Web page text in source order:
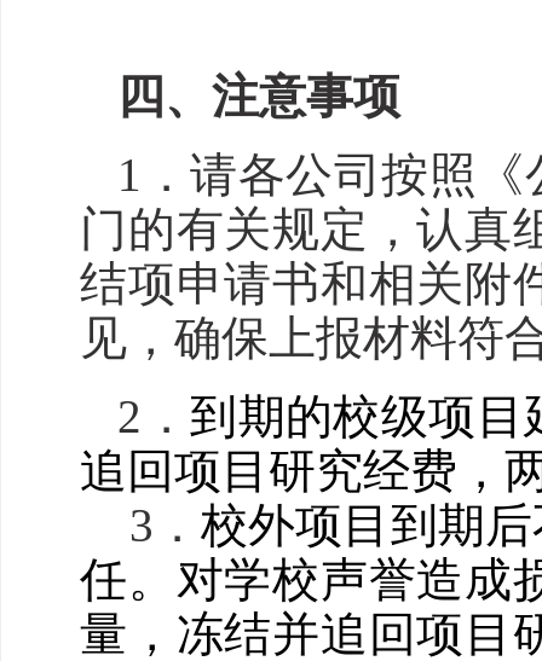
四 、注意事项
1．请各公司按照《
门的有关规定，认真
结项申请书和相关附
见 ， 确保上报材料符
2 ． 到期的校级项目
追回项目研究经费，
3 ． 校外项目到期
任。对学校声誉造成
量 ，冻结并追回项